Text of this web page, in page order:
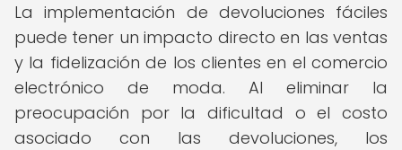
La implementación de devoluciones fáciles
puede tener un impacto directo en las ventas
y la fidelización de los clientes en el comercio
electrónico de moda. Al eliminar la
preocupación por la dificultad o el costo
asociado con las devoluciones, los